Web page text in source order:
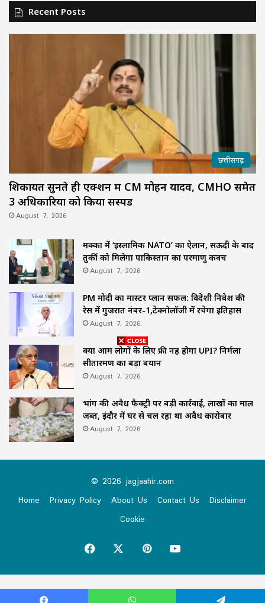
Recent Posts
छत्तीसगढ़
शिकायतें सुनते ही एक्शन में CM मोहन यादव, CMHO समेत
3 अधिकारियों को किया सस्पेंड
August 7, 2026
मक्का में ‘इस्लामिक NATO’ का ऐलान, सऊदी के बाद
तुर्की को मिलेगा पाकिस्तान का परमाणु कवच
August 7, 2026
PM मोदी का मास्टर प्लान सफल: विदेशी निवेश की
रेस में गुजरात नंबर-1,टेक्नोलॉजी में रचेगा इतिहास
August 7, 2026
क्या आम लोगों के लिए फ्री नहीं होगा UPI? निर्मला
सीतारमण का बड़ा बयान
August 7, 2026
भांग की अवैध फैक्ट्री पर बड़ी कार्रवाई, लाखों का माल
जब्त, इंदौर में घर से चल रहा था अवैध कारोबार
August 7, 2026
© 2026 jagjaahir.com
Home
Privacy Policy About Us Contact Us
Disclaimer
Cookie
Facebook PinterestYouTube